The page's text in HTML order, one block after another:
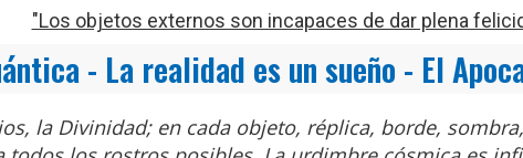
"Los objetos externos son incapaces de dar plena
- La realidad es un sueño - El
la Divinidad; en cada objeto, réplica, borde,